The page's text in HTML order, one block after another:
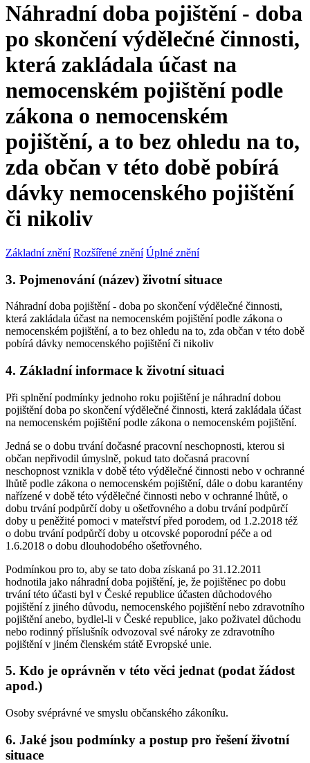
Náhradní doba pojištění - doba
po skončení výdělečné činnosti,
která zakládala účast na
nemocenském pojištění podle
zákona o nemocenském
pojištění, a to bez ohledu na to,
zda občan v této době pobírá
dávky nemocenského pojištění
či nikoliv
Základní znění Rozšířené znění Úplné znění
3. Pojmenování (název) životní situace
Náhradní doba pojištění - doba po skončení výdělečné činnosti,
která zakládala účast na nemocenském pojištění podle zákona o
nemocenském pojištění, a to bez ohledu na to, zda občan v této době
pobírá dávky nemocenského pojištění či nikoliv
4. Základní informace k životní situaci
Při splnění podmínky jednoho roku pojištění je náhradní dobou
pojištění doba po skončení výdělečné činnosti, která zakládala účast
na nemocenském pojištění podle zákona o nemocenském pojištění.
Jedná se o dobu trvání dočasné pracovní neschopnosti, kterou si
občan nepřivodil úmyslně, pokud tato dočasná pracovní
neschopnost vznikla v době této výdělečné činnosti nebo v ochranné
lhůtě podle zákona o nemocenském pojištění, dále o dobu karantény
nařízené v době této výdělečné činnosti nebo v ochranné lhůtě, o
dobu trvání podpůrčí doby u ošetřovného a dobu trvání podpůrčí
doby u peněžité pomoci v mateřství před porodem, od 1.2.2018 též
o dobu trvání podpůrčí doby u otcovské poporodní péče a od
1.6.2018 o dobu dlouhodobého ošetřovného.
Podmínkou pro to, aby se tato doba získaná po 31.12.2011
hodnotila jako náhradní doba pojištění, je, že pojištěnec po dobu
trvání této účasti byl v České republice účasten důchodového
pojištění z jiného důvodu, nemocenského pojištění nebo zdravotního
pojištění anebo, bydlel-li v České republice, jako poživatel důchodu
nebo rodinný příslušník odvozoval své nároky ze zdravotního
pojištění v jiném členském státě Evropské unie.
5. Kdo je oprávněn v této věci jednat (podat žádost
apod.)
Osoby svéprávné ve smyslu občanského zákoníku.
6. Jaké jsou podmínky a postup pro řešení životní
situace